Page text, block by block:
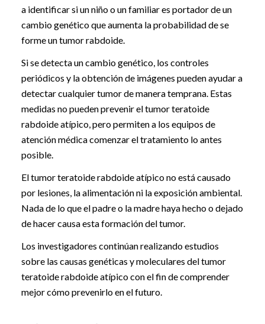
a identificar si un niño o un familiar es portador de un
cambio genético que aumenta la probabilidad de se
forme un tumor rabdoide.
Si se detecta un cambio genético, los controles
periódicos y la obtención de imágenes pueden ayudar a
detectar cualquier tumor de manera temprana. Estas
medidas no pueden prevenir el tumor teratoide
rabdoide atípico, pero permiten a los equipos de
atención médica comenzar el tratamiento lo antes
posible.
El tumor teratoide rabdoide atípico no está causado
por lesiones, la alimentación ni la exposición ambiental.
Nada de lo que el padre o la madre haya hecho o dejado
de hacer causa esta formación del tumor.
Los investigadores continúan realizando estudios
sobre las causas genéticas y moleculares del tumor
teratoide rabdoide atípico con el fin de comprender
mejor cómo prevenirlo en el futuro.